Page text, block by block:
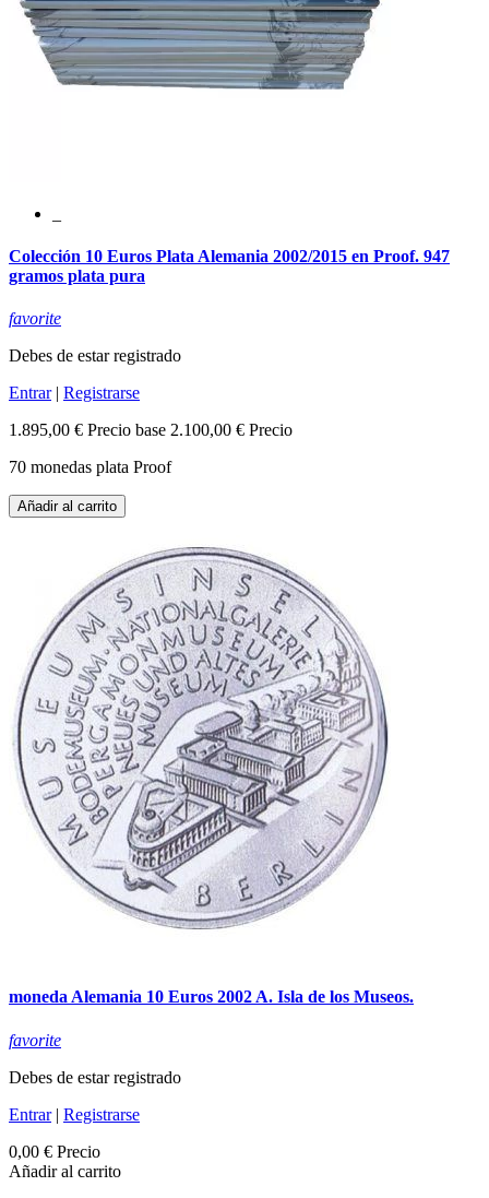
Colección 10 Euros Plata Alemania 2002/2015 en Proof. 947
gramos plata pura
favorite
Debes de estar registrado
Entrar| Registrarse
1.895,00 € Precio base 2.100,00 € Precio
70 monedas plata Proof
Añadir al carrito
moneda Alemania 10 Euros 2002 A. Isla de los Museos.
favorite
Debes de estar registrado
Entrar| Registrarse
0,00 € Precio
Añadir al carrito